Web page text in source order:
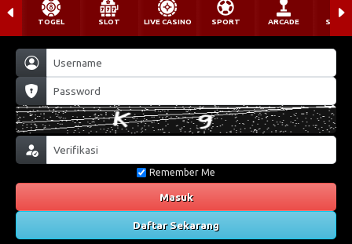
Remember Me
Masuk
Daftar Sekarang
TOGEL SLOT LIVE CASINO SPORT ARCADE